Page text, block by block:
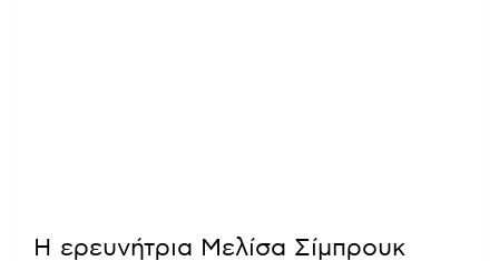
Η ερευνήτρια Μελίσα Σίμπρουκ